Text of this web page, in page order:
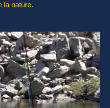
la nature.